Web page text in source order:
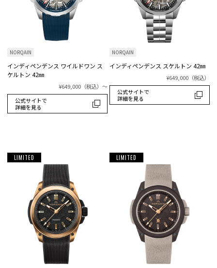
NORQAIN
インディペンデンス ワイルドワン ス
ケルトン 42㎜
¥649,000 （税込） ～
公式サイトで
詳細を見る
NORQAIN
インディペンデンス スケルトン 42㎜
¥649,000 （税込）
公式サイトで
詳細を見る
LIMITED LIMITED